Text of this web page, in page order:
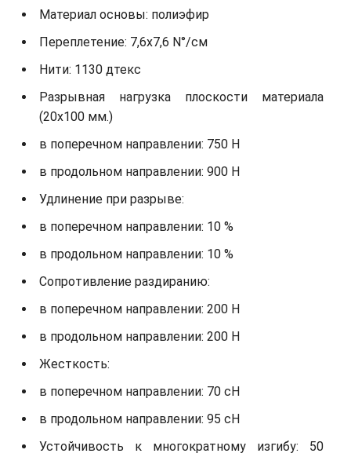
Материал основы: полиэфир
Переплетение: 7,6х7,6 N°/см
Нити: 1130 дтекс
Разрывная нагрузка плоскости материала
(20х100 мм.)
в поперечном направлении: 750 Н
в продольном направлении: 900 Н
Удлинение при разрыве:
в поперечном направлении: 10 %
в продольном направлении: 10 %
Сопротивление раздиранию:
в поперечном направлении: 200 Н
в продольном направлении: 200 Н
Жесткость:
в поперечном направлении: 70 сН
в продольном направлении: 95 сН
Устойчивость к многократному изгибу: 50